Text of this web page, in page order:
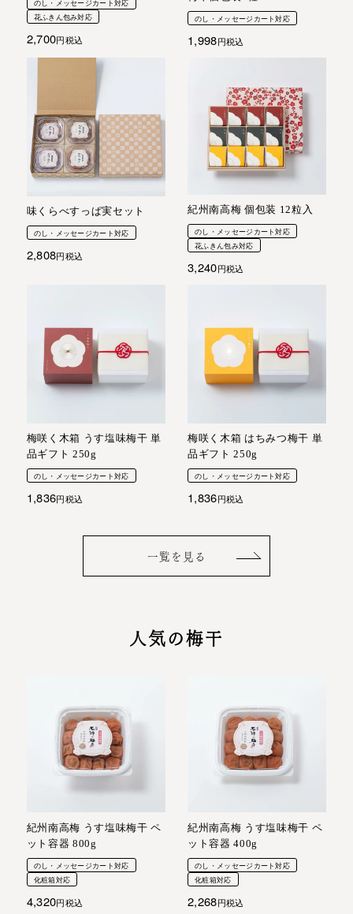
のし・メッセージカート対応
花ふきん包み対応
2,700 税込
のし・メッセージカート対応
1,998 税込
味くらべすっぱ実セット
のし・メッセージカート対応
2,808 税込
紀州南高梅 個包装 12粒入
のし・メッセージカート対応
花ふきん包み対応
3,240 税込
梅咲く木箱 うす塩味梅干 単
品ギフト 250g
のし・メッセージカート対応
1,836 税込
梅咲く木箱 はちみつ梅干 単
品ギフト 250g
のし・メッセージカート対応
1,836 税込
一覧を見る
人気の梅干
紀州南高梅 うす塩味梅干 ペ
ット容器 800g
のし・メッセージカート対応
化粧箱対応
4,320 税込
紀州南高梅 うす塩味梅干 ペ
ット容器 400g
のし・メッセージカート対応
化粧箱対応
2,268 税込